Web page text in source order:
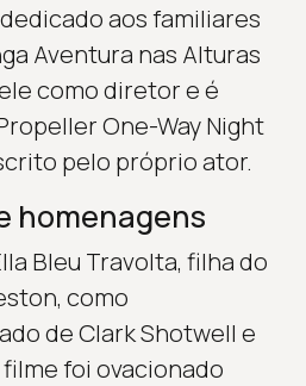
aos familiares
Aventura nas Alturas
como diretor e é
One-Way Night
pelo próprio ator.
homenagens
Bleu Travolta, filha do
como
de Clark Shotwell e
foi ovacionado